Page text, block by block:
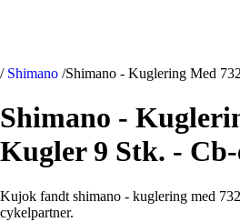
/ Shimano /Shimano - Kuglering Med
Shimano -
Kugler 9 Stk. - Cb-
Kujok fandt shimano - kuglering med
cykelpartner.